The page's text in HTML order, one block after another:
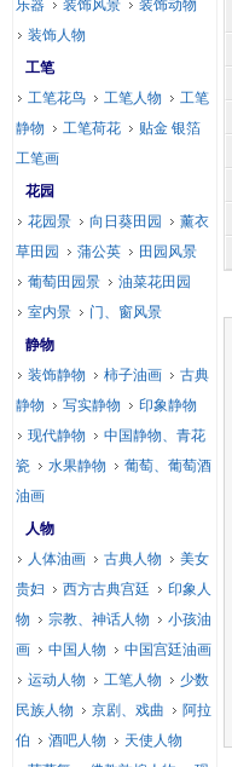
乐器 装饰风景
装饰动物
装饰人物
工笔
工笔花鸟
工笔人物
工笔
静物
工笔荷花
贴金 银箔
工笔画
花园
花园景
向日葵田园
薰衣
草田园
蒲公英
田园风景
葡萄田园景
油菜花田园
室内景
门、窗风景
静物
装饰静物
柿子油画
古典
静物
写实静物
印象静物
现代静物
中国静物、青花
瓷
水果静物
葡萄、葡萄酒
油画
人物
人体油画
古典人物
美女
贵妇
西方古典宫廷
印象人
物
宗教、神话人物
小孩油
画
中国人物
中国宫廷油画
运动人物
工笔人物
少数
民族人物
京剧、戏曲
阿拉
伯
酒吧人物
天使人物